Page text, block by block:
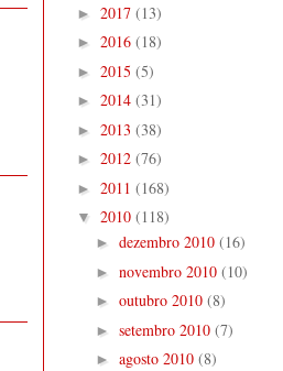
► 2017 (13)
► 2016 (18)
► 2015 (5)
► 2014 (31)
► 2013 (38)
► 2012 (76)
► 2011 (168)
▼ 2010 (118)
► dezembro 2010 (16)
► novembro 2010 (10)
► outubro 2010 (8)
► setembro 2010 (7)
► agosto 2010 (8)